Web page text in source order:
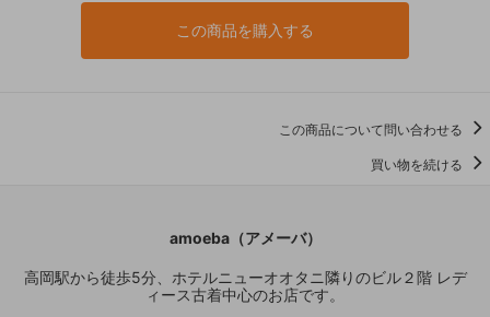
この商品を購入する
この商品について問い合わせる
買い物を続ける
amoeba（アメーバ）
高岡駅から徒歩5分、ホテルニューオオタニ隣りのビル２階 レデ
ィース古着中心のお店です。